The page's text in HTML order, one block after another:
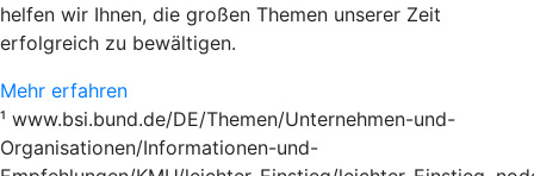
helfen wir Ihnen, die großen Themen unserer Zeit
erfolgreich zu bewältigen.
Mehr erfahren
¹ www.bsi.bund.de/DE/Themen/Unternehmen-und-
Organisationen/Informationen-und-